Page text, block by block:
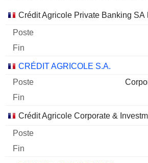
Sociétés Poste Fin
Crédit Agricole Private Banking SA
CRÉDIT AGRICOLE S.A.
Crédit Agricole Corporate &